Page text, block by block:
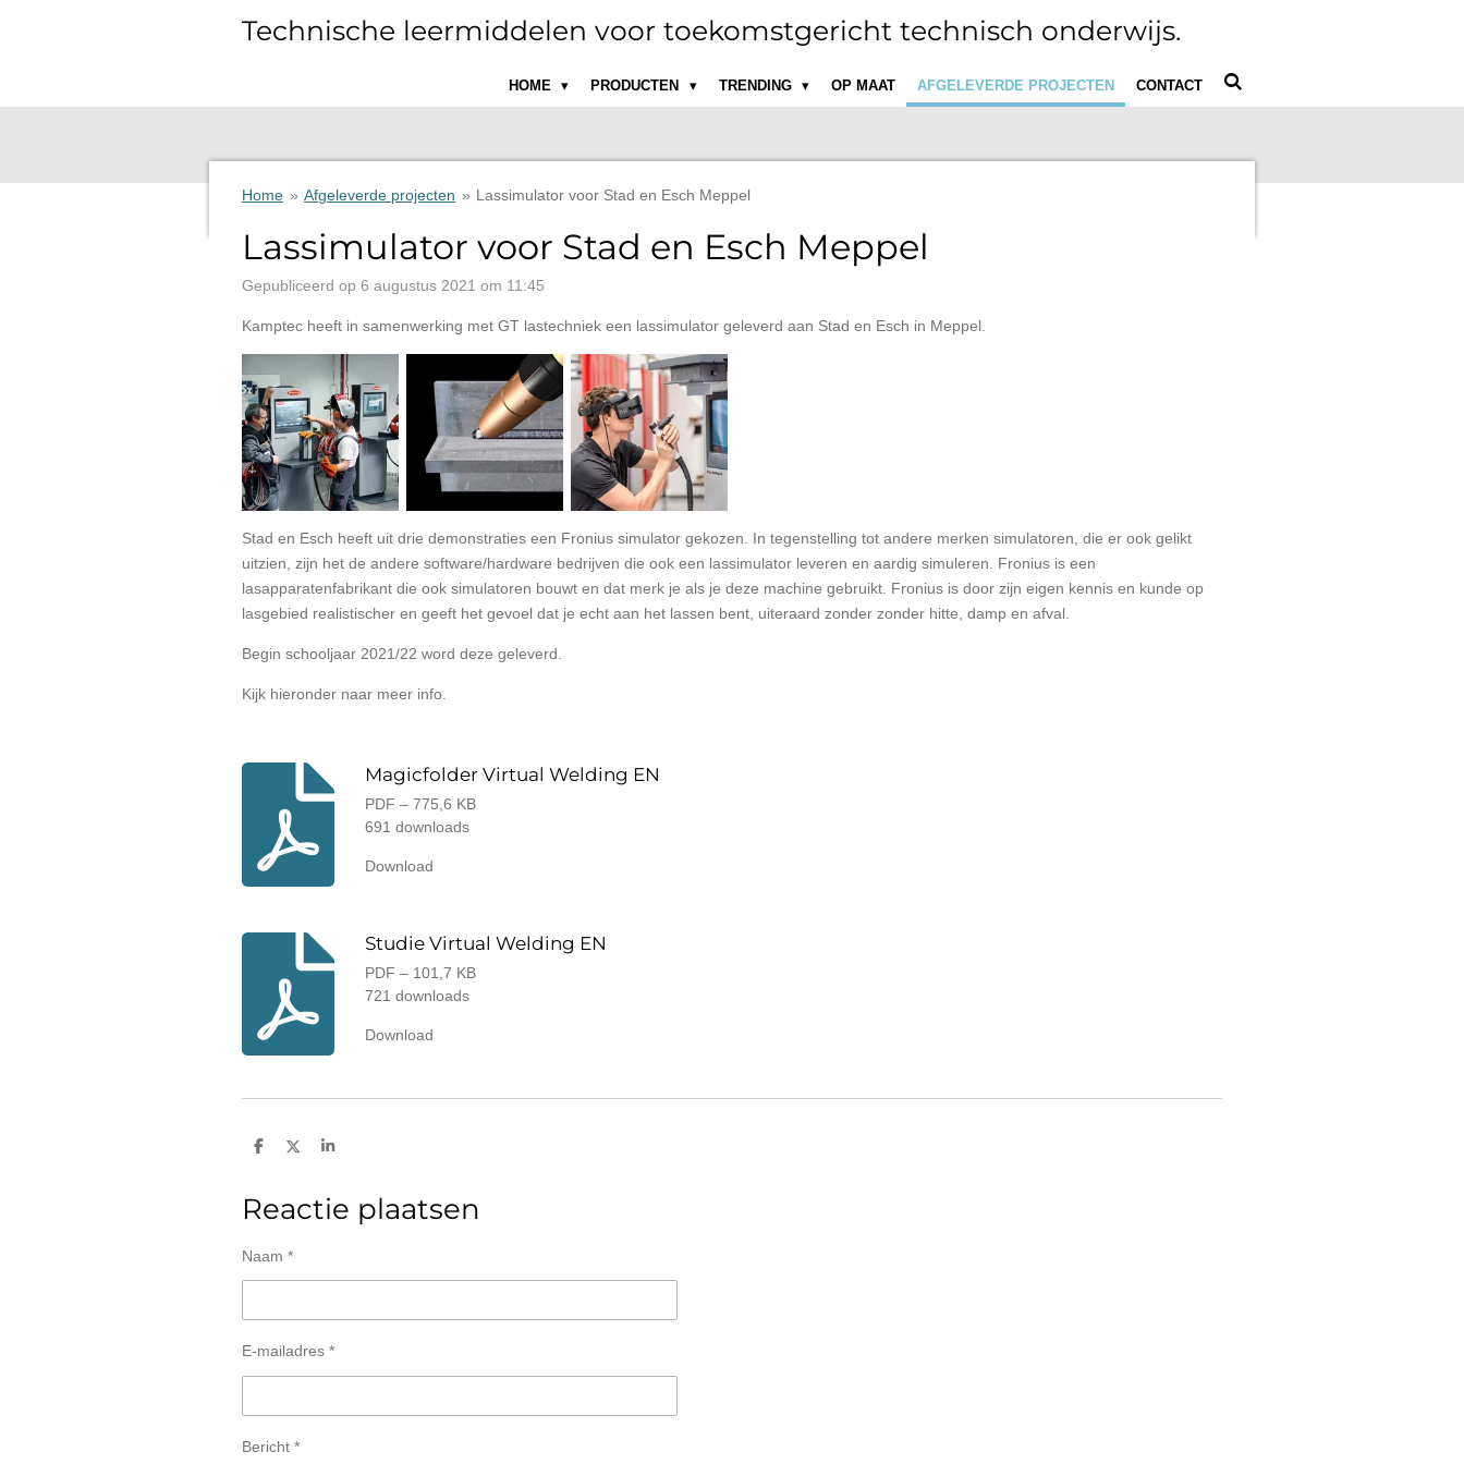
Technische leermiddelen voor toekomstgericht technisch onderwijs.
HOME PRODUCTEN TRENDING OP MAAT AFGELEVERDE PROJECTEN CONTACT
Home » Afgeleverde projecten » Lassimulator voor Stad en Esch Meppel
Lassimulator voor Stad en Esch Meppel
Gepubliceerd op 6 augustus 2021 om 11:45
Kamptec heeft in samenwerking met GT lastechniek een lassimulator geleverd aan Stad en Esch in Meppel.
Stad en Esch heeft uit drie demonstraties een Fronius simulator gekozen. In tegenstelling tot andere merken simulatoren, die er ook gelikt
uitzien, zijn het de andere software/hardware bedrijven die ook een lassimulator leveren en aardig simuleren. Fronius is een
lasapparatenfabrikant die ook simulatoren bouwt en dat merk je als je deze machine gebruikt. Fronius is door zijn eigen kennis en kunde op
lasgebied realistischer en geeft het gevoel dat je echt aan het lassen bent, uiteraard zonder zonder hitte, damp en afval.
Begin schooljaar 2021/22 word deze geleverd.
Kijk hieronder naar meer info.
Magicfolder Virtual Welding EN
PDF – 775,6 KB
691 downloads
Download
Studie Virtual Welding EN
PDF – 101,7 KB
721 downloads
Download
D
e
n
D
S
r
e
Reactie plaatsen
Naam *
E-mailadres *
Bericht *